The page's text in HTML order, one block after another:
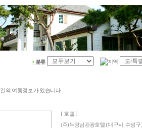
건의 여행정보가 있습니다.
[ 호텔 ]
(주)뉴영남관광호텔(대구시 수성구)